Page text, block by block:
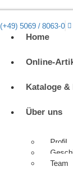
(+49) 5069 / 8063-0
Home
Online-
Kataloge &
Über uns
Profil
Team